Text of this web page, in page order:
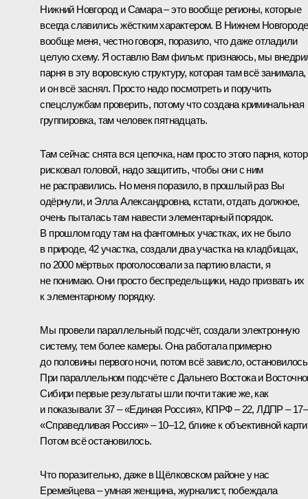
Нижний Новгород и Самара – это вообще регионы, которые
всегда славились жёстким характером. В Нижнем Новгороде
вообще меня, честно говоря, поразило, что даже отладили
целую схему. Я оставлю Вам фильм: признаюсь, мы
парня в эту воровскую структуру, которая там всё занимала,
и он всё заснял. Просто надо посмотреть и поручить
спецслужбам проверить, потому что создана криминальная
группировка, там человек пятнадцать.
Там сейчас снята вся цепочка, нам просто этого парня,
рисковал головой, надо защитить, чтобы они с ним
не расправились. Но меня поразило, в прошлый раз Вы
одёрнули, и Элла Александровна, кстати, отдать должное,
очень пыталась там навести элементарный порядок.
В прошлом году там на фантомных участках, их не было
в природе, 42 участка, создали два участка на кладбищах,
по 2000 мёртвых проголосовали за партию власти, я
не понимаю. Они просто беспредельщики, надо призвать их
к элементарному порядку.
Мы провели параллельный подсчёт, создали электронную
систему, тем более камеры. Она работала примерно
до половины первого ночи, потом всё зависло,
При параллельном подсчёте с Дальнего Востока и
Сибири первые результаты шли почти такие же, как
и показывали: 37 – «Единая Россия», КПРФ – 22, ЛДПР –
«Справедливая Россия» – 10–12, ближе к объективной
Потом всё остановилось.
Что поразительно, даже в Щёлковском районе у нас
Еремейцева – умная женщина, журналист, побеждала